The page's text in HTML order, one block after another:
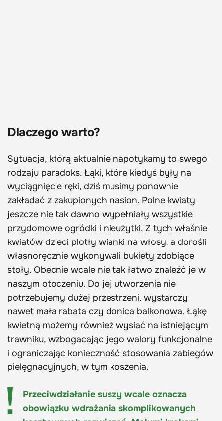
Dlaczego warto?
Sytuacja, którą aktualnie napotykamy to swego
rodzaju paradoks. Łąki, które kiedyś były na
wyciągnięcie ręki, dziś musimy ponownie
zakładać z zakupionych nasion. Polne kwiaty
jeszcze nie tak dawno wypełniały wszystkie
przydomowe ogródki i nieużytki. Z tych właśnie
kwiatów dzieci plotły wianki na włosy, a dorośli
własnoręcznie wykonywali bukiety zdobiące
stoły. Obecnie wcale nie tak łatwo znaleźć je w
naszym otoczeniu. Do jej utworzenia nie
potrzebujemy dużej przestrzeni, wystarczy
nawet mała rabata czy donica balkonowa. Łąkę
kwietną możemy również wysiać na istniejącym
trawniku, wzbogacając jego walory funkcjonalne
i ograniczając konieczność stosowania zabiegów
pielęgnacyjnych, w tym koszenia.
Przeciwdziałanie suszy wcale oznacza
obowiązku wdrażania skomplikowanych